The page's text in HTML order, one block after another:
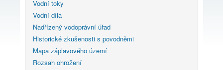
Vodní toky
Vodní díla
Nadřízený vodoprávní úřad
Historické zkušenosti s povodněmi
Mapa záplavového území
Rozsah ohrožení